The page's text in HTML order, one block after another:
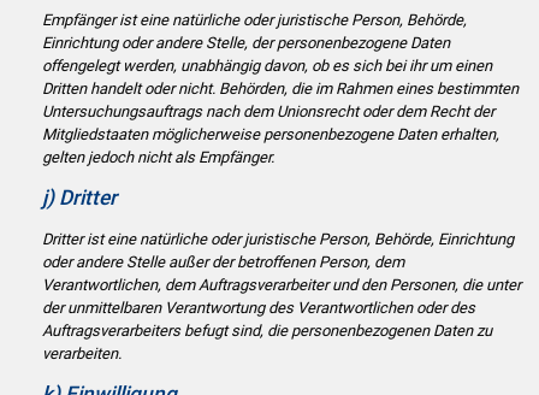
Empfänger ist eine natürliche oder juristische Person, Behörde,
Einrichtung oder andere Stelle, der personenbezogene Daten
offengelegt werden, unabhängig davon, ob es sich bei ihr um einen
Dritten handelt oder nicht. Behörden, die im Rahmen eines bestimmten
Untersuchungsauftrags nach dem Unionsrecht oder dem Recht der
Mitgliedstaaten möglicherweise personenbezogene Daten erhalten,
gelten jedoch nicht als Empfänger.
j) Dritter
Dritter ist eine natürliche oder juristische Person, Behörde, Einrichtung
oder andere Stelle außer der betroffenen Person, dem
Verantwortlichen, dem Auftragsverarbeiter und den Personen, die unter
der unmittelbaren Verantwortung des Verantwortlichen oder des
Auftragsverarbeiters befugt sind, die personenbezogenen Daten zu
verarbeiten.